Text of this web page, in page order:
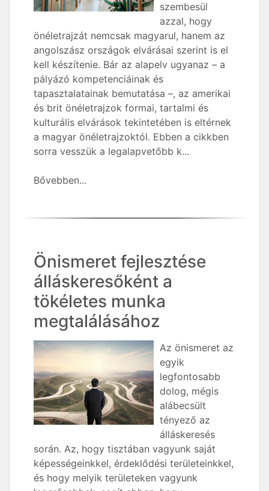
szembesül
azzal, hogy
önéletrajzát nemcsak magyarul, hanem az
angolszász országok elvárásai szerint is el
kell készítenie. Bár az alapelv ugyanaz – a
pályázó kompetenciáinak és
tapasztalatainak bemutatása –, az amerikai
és brit önéletrajzok formai, tartalmi és
kulturális elvárások tekintetében is eltérnek
a magyar önéletrajzoktól. Ebben a cikkben
sorra vesszük a legalapvetőbb k...
Bővebben...
Önismeret fejlesztése
álláskeresőként a
tökéletes munka
megtalálásához
Az önismeret az
egyik
legfontosabb
dolog, mégis
alábecsült
tényező az
álláskeresés
során. Az, hogy tisztában vagyunk saját
képességeinkkel, érdeklődési területeinkkel,
és hogy melyik területeken vagyunk